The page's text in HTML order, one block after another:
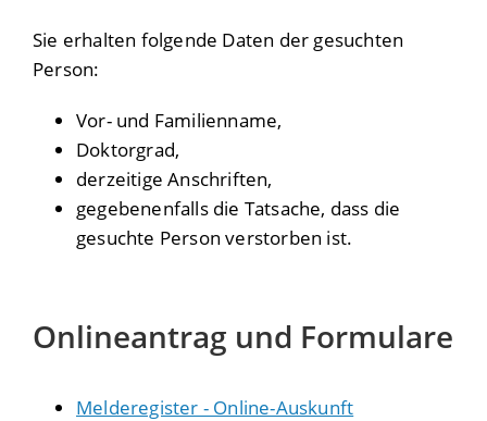
Sie erhalten folgende Daten der gesuchten
Person:
Vor- und Familienname,
Doktorgrad,
derzeitige Anschriften,
gegebenenfalls die Tatsache, dass die
gesuchte Person verstorben ist.
Onlineantrag und Formulare
Melderegister - Online-Auskunft